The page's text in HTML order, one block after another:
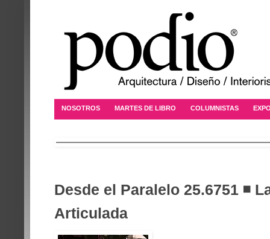
NOSOTROS MARTES DE LIBRO COLUMNISTAS
Desde el Paralelo 25.6751 ◾
Articulada